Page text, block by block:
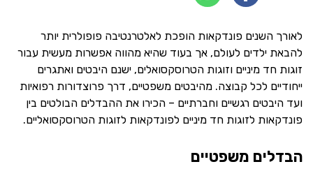
לאורך השנים פונדקאות הופכת לאלטרנטיבה פופולרית יותר
להבאת ילדים לעולם, אך בעוד שהיא מהווה אפשרות מעשית עבור
זוגות חד מיניים וזוגות הטרוסקסואלים, ישנם היבטים ואתגרים
ייחודיים לכל קבוצה. מהיבטים משפטיים, דרך פרוצדורות רפואיות
ועד היבטים רגשיים וחברתיים – הכירו את ההבדלים הבולטים בין
פונדקאות לזוגות חד מיניים לפונדקאות לזוגות הטרוסקסואליים.
הבדלים משפטיים